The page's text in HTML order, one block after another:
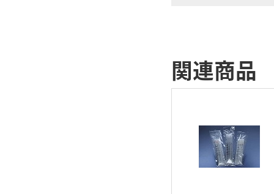
関連商品